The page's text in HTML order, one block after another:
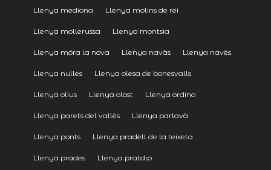
Llenya mediona Llenya molins de rei
Llenya mollerussa Llenya montsia
Llenya móra la nova Llenya navàs Llenya navès
Llenya nulles Llenya olesa de bonesvalls
Llenya olius Llenya olost Llenya ordino
Llenya parets del vallès Llenya parlavà
Llenya ponts Llenya pradell de la teixeta
Llenya prades Llenya pratdip